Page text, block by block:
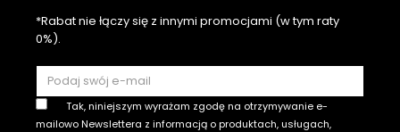
*Rabat nie łączy się z innymi promocjami (w tym raty
0%).
Tak, niniejszym wyrażam zgodę na otrzymywanie e-
mailowo Newslettera z informacją o produktach, usługach,